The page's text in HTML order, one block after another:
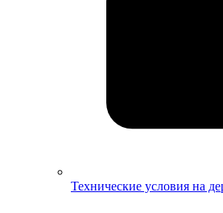
Технические условия на